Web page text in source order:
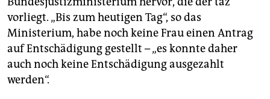
vorliegt. „Bis zum heutigen Tag“, so das
Ministerium, habe noch keine Frau einen Antrag
auf Entschädigung gestellt – „es konnte daher
auch noch keine Entschädigung ausgezahlt
werden“.